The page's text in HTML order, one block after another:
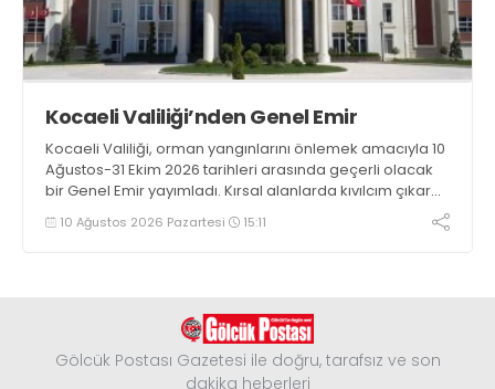
Kocaeli Valiliği’nden Genel Emir
Kocaeli Valiliği, orman yangınlarını önlemek amacıyla 10
Ağustos-31 Ekim 2026 tarihleri arasında geçerli olacak
bir Genel Emir yayımladı. Kırsal alanlarda kıvılcım çıkaran
makine kullanacak kişilerin önceden kolluk kuvvetlerine
bildirim yapması ve yanlarında 6 kilogramlık yangın tüpü
10 Ağustos 2026 Pazartesi 15:11
Gölcük Postası Gazetesi ile doğru, tarafsız ve son
dakika heberleri